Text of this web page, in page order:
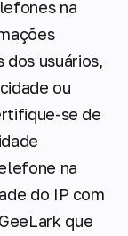
na
usuários,
ou
se de
na
do IP com
que